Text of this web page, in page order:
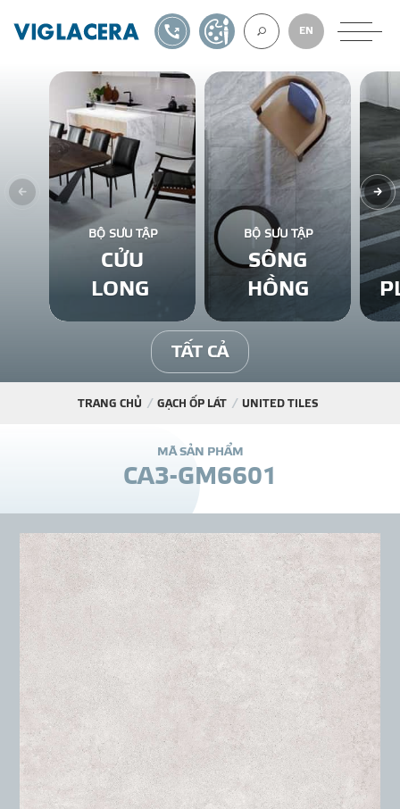
VỀ CHÚNG
GẠCH ỐP LÁT
BÊ TÔNG KHÍ
NGÓI LỢP
KÊNH PHÂN
THƯ
TIN SỰ KIỆN
TIN CHUYÊN MÔN
LIÊN HỆ - TƯ
EN
1900561582TỰ THIẾT KẾ
BỘ SƯU TẬP
CỬU
LONG
BỘ SƯU TẬP
SÔNG
HỒNG
TẤT CẢ
TRANG CHỦ GẠCH ỐP LÁT UNITED TILES
MÃ SẢN PHẨM
CA3-GM6601